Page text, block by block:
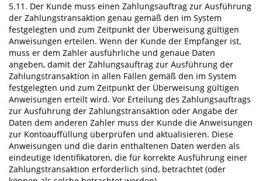
5.11. Der Kunde muss einen Zahlungsauftrag zur Ausführung
der Zahlungstransaktion genau gemäß den im System
festgelegten und zum Zeitpunkt der Überweisung gültigen
Anweisungen erteilen. Wenn der Kunde der Empfänger ist,
muss er dem Zahler ausführliche und genaue Daten
angeben, damit der Zahlungsauftrag zur Ausführung der
Zahlungstransaktion in allen Fällen gemäß den im System
festgelegten und zum Zeitpunkt der Überweisung gültigen
Anweisungen erteilt wird. Vor Erteilung des Zahlungsauftrags
zur Ausführung der Zahlungstransaktion oder Angabe der
Daten dem anderen Zahler muss der Kunde die Anweisungen
zur Kontoauffüllung überprüfen und aktualisieren. Diese
Anweisungen und die darin enthaltenen Daten werden als
eindeutige Identifikatoren, die für korrekte Ausführung einer
Zahlungstransaktion erforderlich sind, betrachtet (oder